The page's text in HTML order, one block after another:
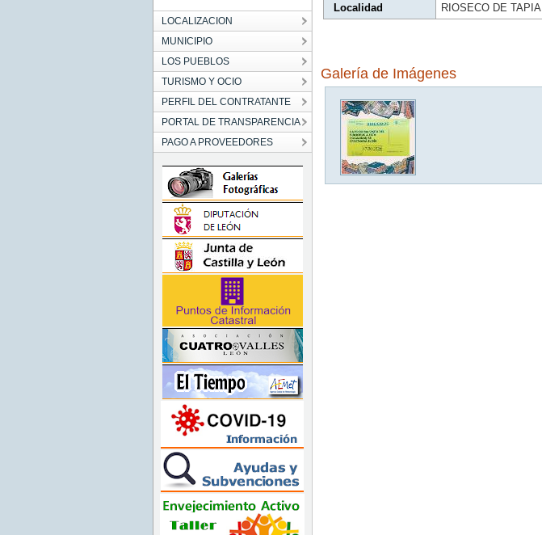
LOCALIZACION
MUNICIPIO
LOS PUEBLOS
TURISMO Y OCIO
PERFIL DEL CONTRATANTE
PORTAL DE TRANSPARENCIA
PAGO A PROVEEDORES
Localidad
RIOSECO DE TAPIA
Galería de Imágenes